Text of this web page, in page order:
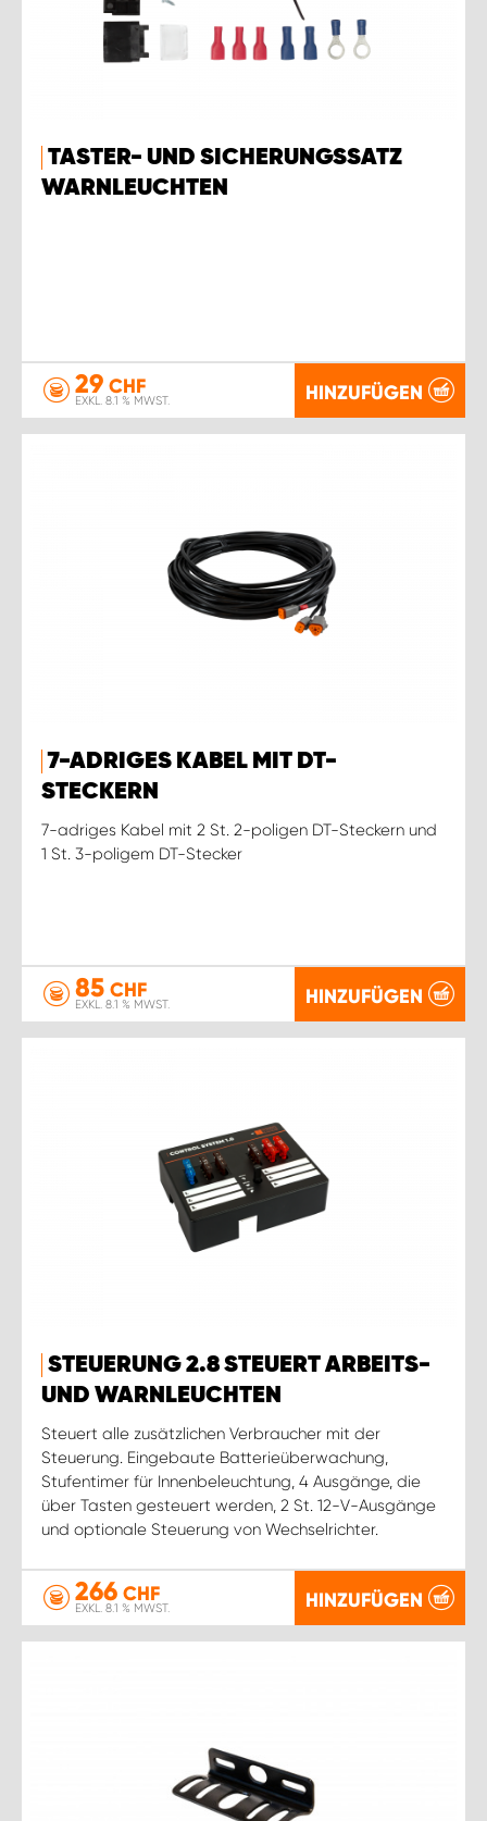
TASTER- UND SICHERUNGSSATZ
WARNLEUCHTEN
29 CHF
EXKL. 8.1 % MWST. HINZUFÜGEN
7-ADRIGES KABEL MIT DT-
STECKERN
7-adriges Kabel mit 2 St. 2-poligen DT-Steckern und
1 St. 3-poligem DT-Stecker
85 CHF
EXKL. 8.1 % MWST. HINZUFÜGEN
STEUERUNG 2.8 STEUERT ARBEITS-
UND WARNLEUCHTEN
Steuert alle zusätzlichen Verbraucher mit der
Steuerung. Eingebaute Batterieüberwachung,
Stufentimer für Innenbeleuchtung, 4 Ausgänge, die
über Tasten gesteuert werden, 2 St. 12-V-Ausgänge
und optionale Steuerung von Wechselrichter.
266 CHF
EXKL. 8.1 % MWST. HINZUFÜGEN